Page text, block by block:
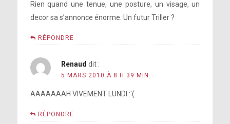
Rien quand une tenue, une posture, un visage, un
decor sa s’annonce énorme. Un futur Triller ?
RÉPONDRE
Renaud dit :
5 MARS 2010 À 8 H 39 MIN
AAAAAAAH VIVEMENT LUNDI :'(
RÉPONDRE